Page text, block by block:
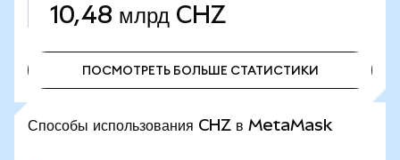
10,48 млрд CHZ
ПОСМОТРЕТЬ БОЛЬШЕ СТАТИСТИКИ
Способы использования CHZ в MetaMask